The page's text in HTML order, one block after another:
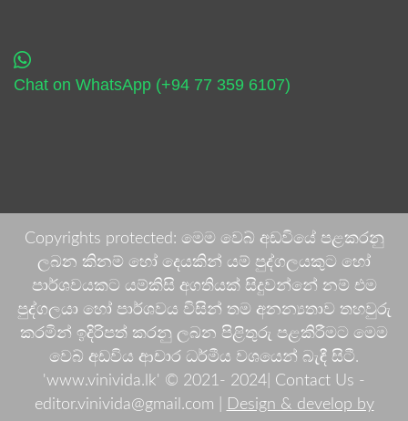
Chat on WhatsApp (+94 77 359 6107)
Copyrights protected: මෙම වෙබ් අඩවියේ පළකරනු
ලබන කිනම් හෝ දෙයකින් යම් පුද්ගලයකුට හෝ
පාර්ශවයකට යම්කිසි අගතියක් සිදුවන්නේ නම් එම
පුද්ගලයා හෝ පාර්ශවය විසින් තම අනන්‍යතාව තහවුරු
කරමින් ඉදිරිපත් කරනු ලබන පිළිතුරු පළකිරීමට මෙම
වෙබ් අඩවිය ආචාර ධර්මීය වශයෙන් බැඳී සිටී.
'www.vinivida.lk' © 2021- 2024| Contact Us -
editor.vinivida@gmail.com |
Design & develop by